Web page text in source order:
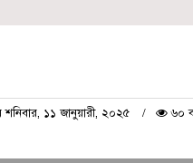
১১ জানুয়ারী, ২০২৫ ৬০